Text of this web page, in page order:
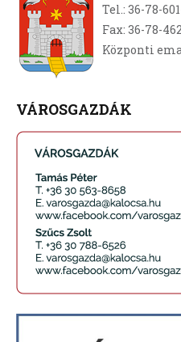
Tel.: 36-78-
Fax: 36-78-
Központi
VÁROSGAZDÁK